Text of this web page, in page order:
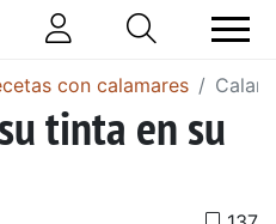
con calamares
tinta en su